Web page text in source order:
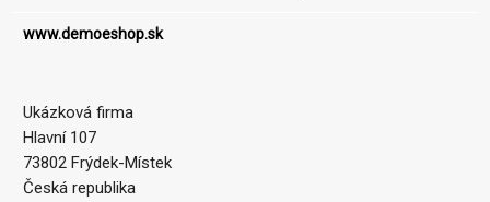
www.demoeshop.sk
Ukázková firma
Hlavní 107
73802 Frýdek-Místek
Česká republika